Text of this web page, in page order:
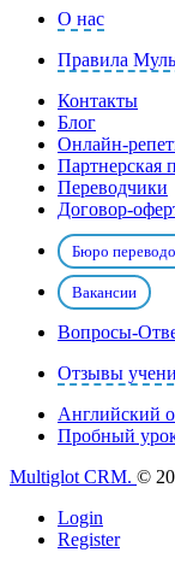
О нас
Правила
Контакты
Блог
Онлайн-
Партнерская
Переводчики
Договор-
Бюро
Вакансии
Вопросы-
Отзывы
Английский
Пробный
Multiglot CRM. ©
Login
Register